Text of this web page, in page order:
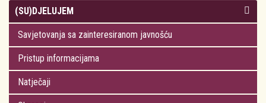
(SU)DJELUJEM
Savjetovanja sa zainteresiranom javnošću
Pristup informacijama
Natječaji